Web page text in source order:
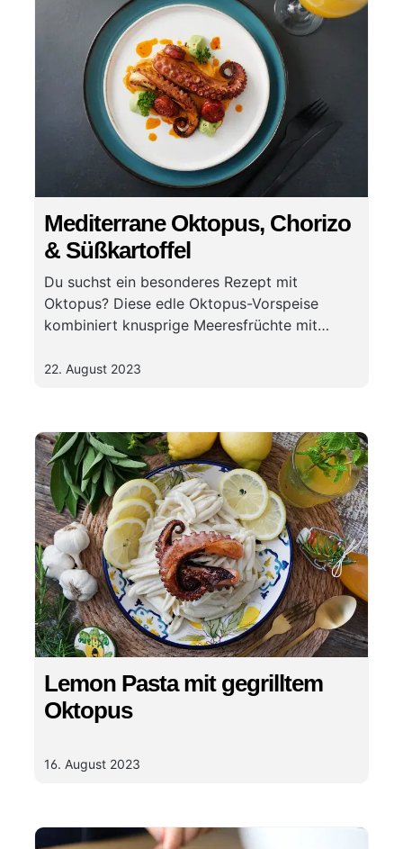
Mediterrane Oktopus, Chorizo
& Süßkartoffel
Du suchst ein besonderes Rezept mit
Oktopus? Diese edle Oktopus-Vorspeise
kombiniert knusprige Meeresfrüchte mit
dieses einfache Oktopus-Rezept, das
22. August 2023
Lemon Pasta mit gegrilltem
Oktopus
16. August 2023